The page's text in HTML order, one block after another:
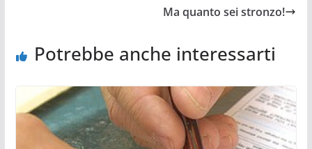
Ma quanto sei stronzo!
Potrebbe anche interessarti